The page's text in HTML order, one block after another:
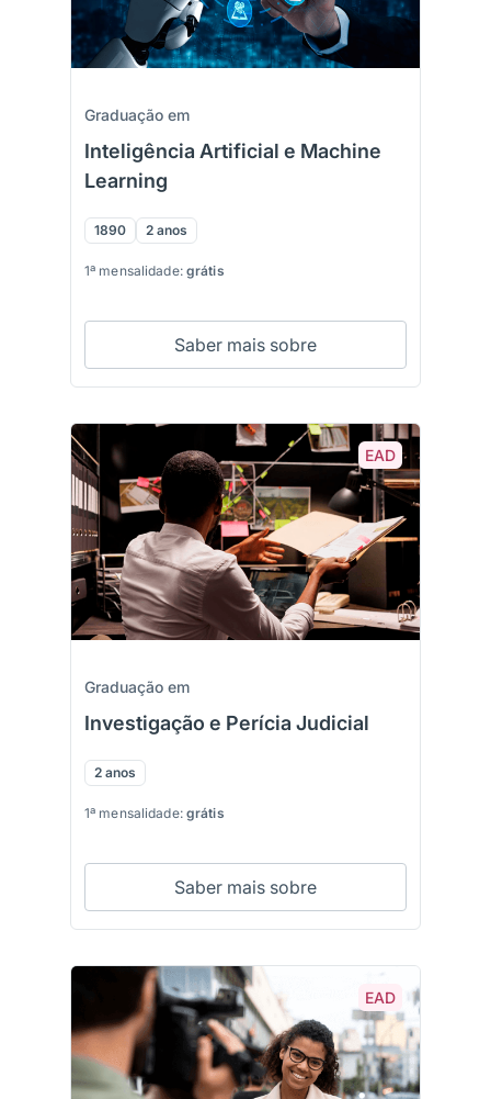
Graduação em
Inteligência Artificial e Machine
Learning
1890 2 anos
1ª mensalidade: grátis
Saber mais sobre
EAD
Graduação em
Investigação e Perícia Judicial
2 anos
1ª mensalidade: grátis
Saber mais sobre
EAD